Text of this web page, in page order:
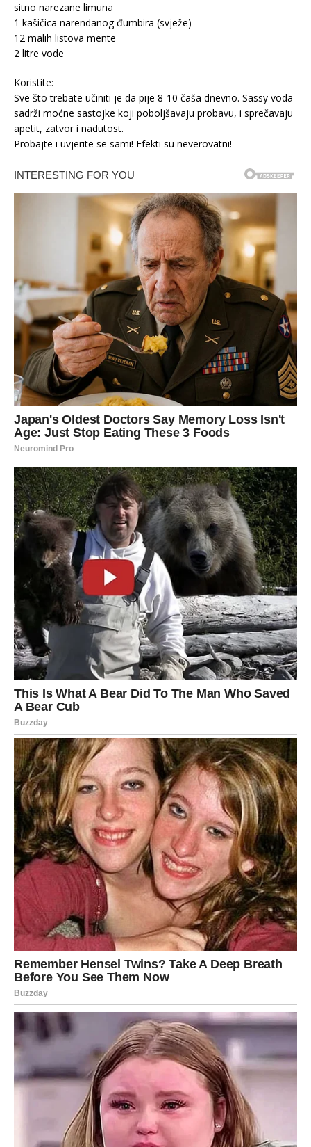
sitno narezane limuna
1 kašičica narendanog đumbira (svježe)
12 malih listova mente
2 litre vode
Koristite:
Sve što trebate učiniti je da pije 8-10 čaša dnevno. Sassy voda
sadrži moćne sastojke koji poboljšavaju probavu, i sprečavaju
apetit, zatvor i nadutost.
Probajte i uvjerite se sami! Efekti su neverovatni!